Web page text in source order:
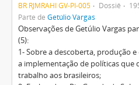
BR RJMRAHI GV-PI-005 Dossiê
Parte de Getúlio Vargas
Observações de Getúlio Vargas
(5):
1- Sobre a descoberta, produção
a implementação de políticas que
trabalho aos brasileiros;